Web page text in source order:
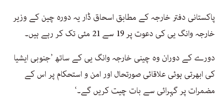
پاکستانی دفتر خارجہ کے مطابق اسحاق ڈار یہ دورہ چین کے وزیر
خارجہ وانگ یی کی دعوت پر 19 سے 21 مئی تک کر رہے ہیں۔
دورے کے دوران وہ چینی خارجہ وانگ یی کے ساتھ ’جنوبی ایشیا
کی ابھرتی ہوئی علاقائی صورتحال اور امن و استحکام پر اس کے
مضمرات پر گہرائی سے بات چیت کریں گے۔‘